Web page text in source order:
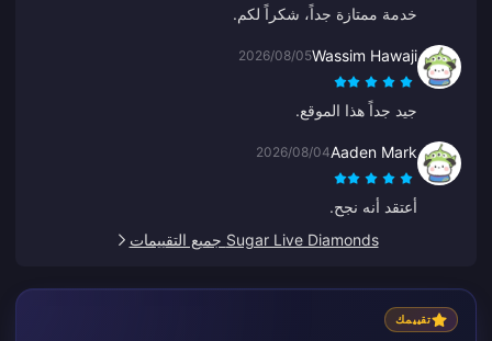
خدمة ممتازة جداً، شكراً لكم.
Wassim Hawaji
2026/08/05
جيد جداً هذا الموقع.
Aaden Mark
2026/08/04
أعتقد أنه نجح.
Sugar Live Diamonds جميع التقييمات
تقييمك